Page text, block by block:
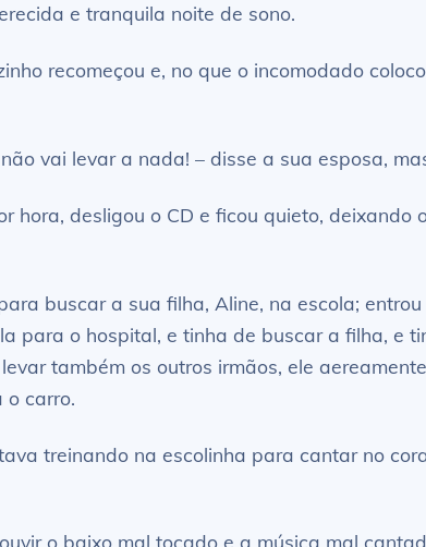
e tranquila noite de sono.
recomeçou e, no que o incomodado
vai levar a nada! – disse a sua esposa,
hora, desligou o CD e ficou quieto,
buscar a sua filha, Aline, na escola;
para o hospital, e tinha de buscar a filha, e
também os outros irmãos, ele
o carro.
treinando na escolinha para cantar no
o baixo mal tocado e a música mal